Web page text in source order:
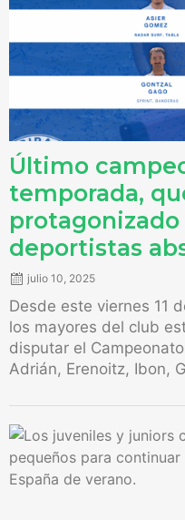
Último
temporada,
protagonizado
deportistas
julio 10, 2025
Desde este viernes 11
los mayores del club
disputar el
Adrián, Erenoitz, Ibon,